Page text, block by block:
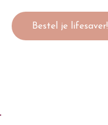
Bestel je lifesaver!